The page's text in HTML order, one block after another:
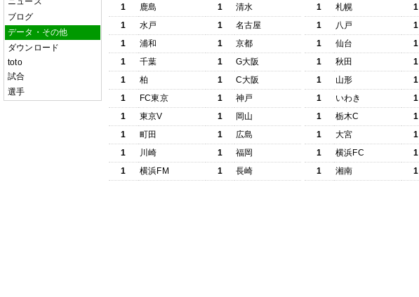
ブログ
データ・その他
ダウンロード
toto
試合
選手
1 鹿島 1
清水
1
水戸 1
名古屋
1
浦和 1
京都
1
千葉 1
G大阪
1
柏 1
C大阪
1
FC東京 1
神戸
1
東京V 1
岡山
1
町田 1
広島
1
川崎 1
福岡
1
横浜FM 1 長崎
1 札幌 1
1
八戸 1
1
仙台 1
1
秋田 1
1
山形 1
1
いわき 1
1
栃木C 1
1
大宮 1
1
横浜FC 1
1
湘南 1